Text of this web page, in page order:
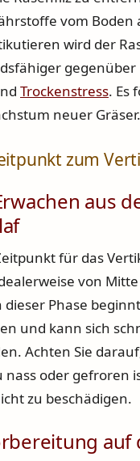
vom Boden
wird der
gegenüber
Trockenstress. Es
neuer Gräser.
zum
aus
für das
von
Phase
und kann sich
Achten Sie
nass oder gefroren
zu beschädigen.
auf